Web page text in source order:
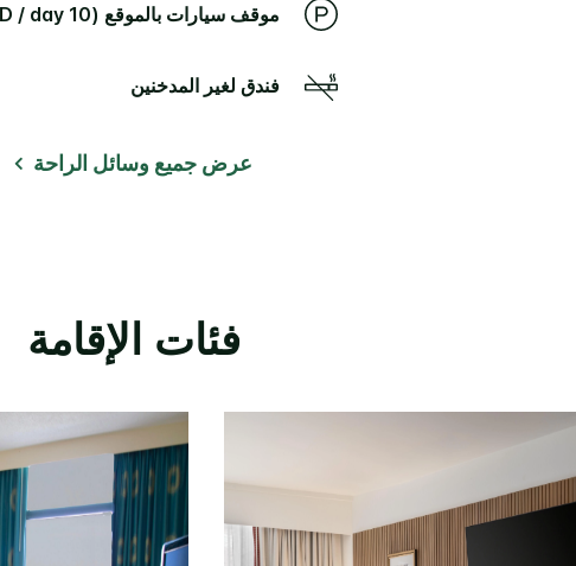
موقف سيارات بالموقع (10 USD / day)
فندق لغير المدخنين
عرض جميع وسائل الراحة
فئات الإقامة